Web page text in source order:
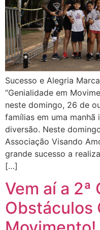
Sucesso e Alegria
“Genialidade em
neste domingo, 26 de
famílias em uma manhã
diversão. Neste
Associação Visando
grande sucesso a
[…]
Vem aí a
Obstáculos